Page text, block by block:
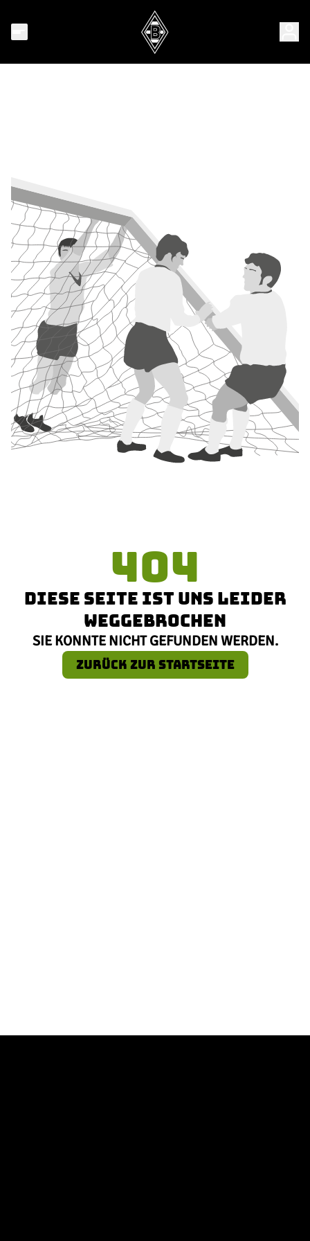
404
DIESE SEITE IST UNS LEIDER
WEGGEBROCHEN
SIE KONNTE NICHT GEFUNDEN WERDEN.
ZURÜCK ZUR STARTSEITE